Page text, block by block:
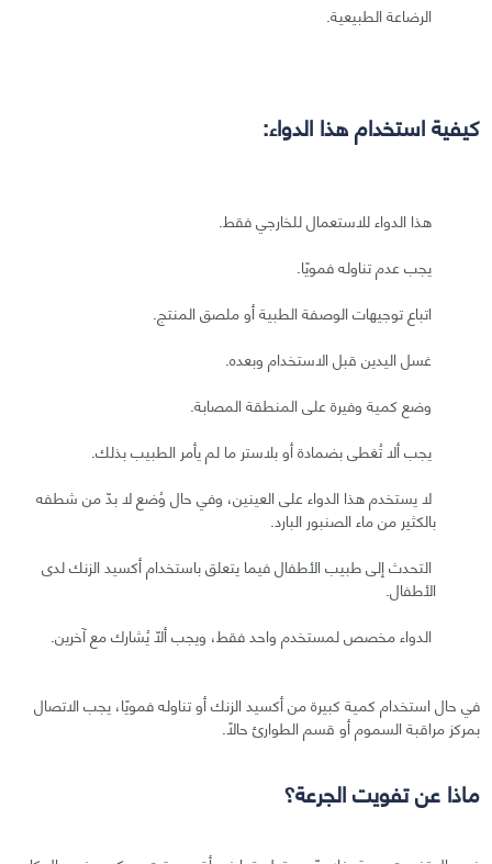
الرضاعة الطبيعية.
كيفية استخدام هذا الدواء:
هذا الدواء للاستعمال للخارجي فقط.
يجب عدم تناوله فمويًا.
اتباع توجيهات الوصفة الطبية أو ملصق المنتج.
غسل اليدين قبل الاستخدام وبعده.
وضع كمية وفيرة على المنطقة المصابة.
يجب ألا تُغطى بضمادة أو بلاستر ما لم يأمر الطبيب بذلك.
لا يستخدم هذا الدواء على العينين، وفي حال وُضع لا بدّ من شطفه
بالكثير من ماء الصنبور البارد.
التحدث إلى طبيب الأطفال فيما يتعلق باستخدام أكسيد الزنك لدى
الأطفال.
الدواء مخصص لمستخدم واحد فقط، ويجب ألّا يُشارك مع آخرين.
في حال استخدام كمية كبيرة من أكسيد الزنك أو تناوله فمويًا، يجب الاتصال
بمركز مراقبة السموم أو قسم الطوارئ حالًا.
ماذا عن تفويت الجرعة؟